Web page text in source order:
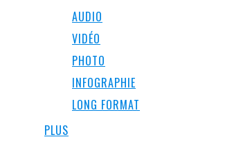
AUDIO
VIDÉO
PHOTO
INFOGRAPHIE
LONG FORMAT
PLUS